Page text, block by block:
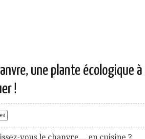
une plante écologique à
!